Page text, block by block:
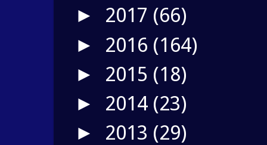
► 2017 (66)
► 2016 (164)
► 2015 (18)
► 2014 (23)
► 2013 (29)